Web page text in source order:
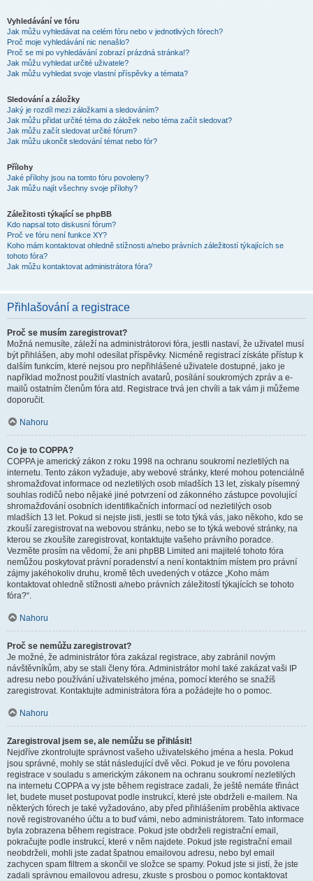
Vyhledávání ve fóru
Jak můžu vyhledávat na celém fóru nebo v jednotlivých fórech?
Proč moje vyhledávání nic nenašlo?
Proč se mi po vyhledávání zobrazí prázdná stránka!?
Jak můžu vyhledat určité uživatele?
Jak můžu vyhledat svoje vlastní příspěvky a témata?
Sledování a záložky
Jaký je rozdíl mezi záložkami a sledováním?
Jak můžu přidat určité téma do záložek nebo téma začít sledovat?
Jak můžu začít sledovat určité fórum?
Jak můžu ukončit sledování témat nebo fór?
Přílohy
Jaké přílohy jsou na tomto fóru povoleny?
Jak můžu najít všechny svoje přílohy?
Záležitosti týkající se phpBB
Kdo napsal toto diskusní fórum?
Proč ve fóru není funkce XY?
Koho mám kontaktovat ohledně stížnosti a/nebo právních záležitostí týkajících se
tohoto fóra?
Jak můžu kontaktovat administrátora fóra?
Přihlašování a registrace
Proč se musím zaregistrovat?
Možná nemusíte, záleží na administrátorovi fóra, jestli nastaví, že uživatel musí
být přihlášen, aby mohl odesílat příspěvky. Nicméně registrací získáte přístup k
dalším funkcím, které nejsou pro nepřihlášené uživatele dostupné, jako je
například možnost použití vlastních avatarů, posílání soukromých zpráv a e-
mailů ostatním členům fóra atd. Registrace trvá jen chvíli a tak vám ji můžeme
doporučit.
Nahoru
Co je to COPPA?
COPPA je americký zákon z roku 1998 na ochranu soukromí nezletilých na
internetu. Tento zákon vyžaduje, aby webové stránky, které mohou potenciálně
shromažďovat informace od nezletilých osob mladších 13 let, získaly písemný
souhlas rodičů nebo nějaké jiné potvrzení od zákonného zástupce povolující
shromažďování osobních identifikačních informací od nezletilých osob
mladších 13 let. Pokud si nejste jisti, jestli se toto týká vás, jako někoho, kdo se
zkouší zaregistrovat na webovou stránku, nebo se to týká webové stránky, na
kterou se zkoušíte zaregistrovat, kontaktujte vašeho právního poradce.
Vezměte prosím na vědomí, že ani phpBB Limited ani majitelé tohoto fóra
nemůžou poskytovat právní poradenství a není kontaktním místem pro právní
zájmy jakéhokoliv druhu, kromě těch uvedených v otázce „Koho mám
kontaktovat ohledně stížnosti a/nebo právních záležitostí týkajících se tohoto
fóra?“.
Nahoru
Proč se nemůžu zaregistrovat?
Je možné, že administrátor fóra zakázal registrace, aby zabránil novým
návštěvníkům, aby se stali členy fóra. Administrátor mohl také zakázat vaši IP
adresu nebo používání uživatelského jména, pomocí kterého se snažíš
zaregistrovat. Kontaktujte administrátora fóra a požádejte ho o pomoc.
Nahoru
Zaregistroval jsem se, ale nemůžu se přihlásit!
Nejdříve zkontrolujte správnost vašeho uživatelského jména a hesla. Pokud
jsou správné, mohly se stát následující dvě věci. Pokud je ve fóru povolena
registrace v souladu s americkým zákonem na ochranu soukromí nezletilých
na internetu COPPA a vy jste během registrace zadali, že ještě nemáte třináct
let, budete muset postupovat podle instrukcí, které jste obdrželi e-mailem. Na
některých fórech je také vyžadováno, aby před přihlášením proběhla aktivace
nově registrovaného účtu a to buď vámi, nebo administrátorem. Tato informace
byla zobrazena během registrace. Pokud jste obdrželi registrační email,
pokračujte podle instrukcí, které v něm najdete. Pokud jste registrační email
neobdrželi, mohli jste zadat špatnou emailovou adresu, nebo byl email
zachycen spam filtrem a skončil ve složce se spamy. Pokud jste si jistí, že jste
zadali správnou emailovou adresu, zkuste s prosbou o pomoc kontaktovat